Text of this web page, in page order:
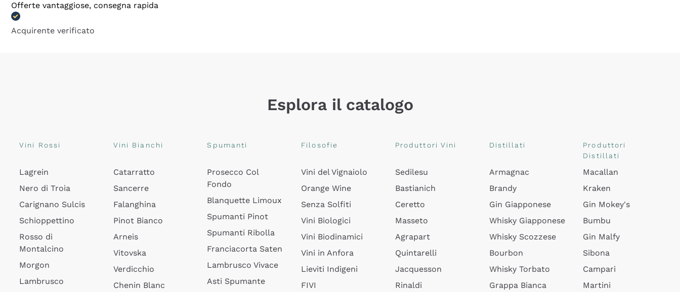
Offerte vantaggiose, consegna rapida
Acquirente verificato
Esplora il catalogo
Vini Rossi
Lagrein
Nero di Troia
Carignano Sulcis
Schioppettino
Rosso di
Montalcino
Morgon
Lambrusco
Vini Bianchi
Catarratto
Sancerre
Falanghina
Pinot Bianco
Arneis
Vitovska
Verdicchio
Chenin Blanc
Spumanti
Prosecco Col
Fondo
Blanquette Limoux
Spumanti Pinot
Spumanti Ribolla
Franciacorta Saten
Lambrusco Vivace
Asti Spumante
Filosofie
Vini del Vignaiolo
Orange Wine
Senza Solfiti
Vini Biologici
Vini Biodinamici
Vini in Anfora
Lieviti Indigeni
FIVI
Produttori Vini
Sedilesu
Bastianich
Ceretto
Masseto
Agrapart
Quintarelli
Jacquesson
Rinaldi
Distillati
Armagnac
Brandy
Gin Giapponese
Whisky Giapponese
Whisky Scozzese
Bourbon
Whisky Torbato
Grappa Bianca
Produttori
Distillati
Macallan
Kraken
Gin Mokey's
Bumbu
Gin Malfy
Sibona
Campari
Martini